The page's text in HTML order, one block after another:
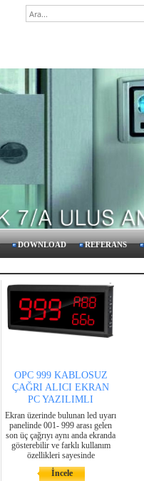
DOWNLOAD REFERANS
OPC 999 KABLOSUZ
ÇAĞRI ALICI EKRAN
PC YAZILIMLI
Ekran üzerinde bulunan led uyarı
panelinde 001- 999 arası gelen
son üç çağrıyı aynı anda ekranda
gösterebilir ve farklı kullanım
özellikleri sayesinde
İncele